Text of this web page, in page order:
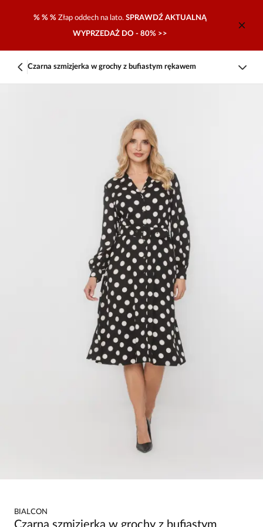
% % % Złap oddech na lato. SPRAWDŹ AKTUALNĄ
WYPRZEDAŻ DO - 80% >>
Czarna szmizjerka w grochy z bufiastym rękawem
BIALCON
Czarna szmizjerka w grochy z bufiastym